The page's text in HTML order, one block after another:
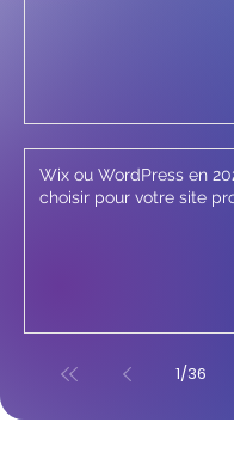
Wix ou WordPress en
choisir pour votre site
1/36